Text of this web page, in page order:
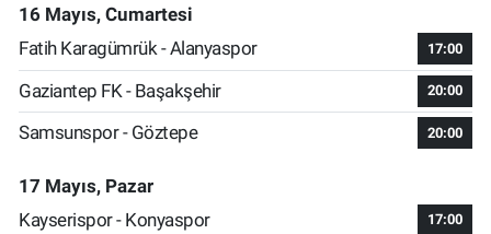
16 Mayıs, Cumartesi
Fatih Karagümrük - Alanyaspor
17:00
Gaziantep FK - Başakşehir 20:00
Samsunspor - Göztepe 20:00
17 Mayıs, Pazar
Kayserispor - Konyaspor
17:00